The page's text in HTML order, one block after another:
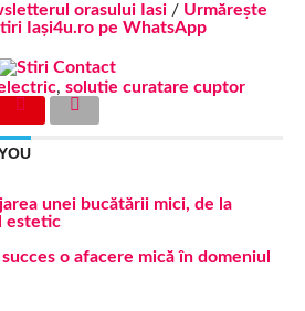
orasului Iasi/ Urmărește
Iași4u.ro pe WhatsApp
, solutie curatare cuptor
unei bucătării mici, de la
estetic
o afacere mică în domeniul